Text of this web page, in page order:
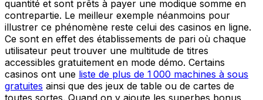
quantité et sont prêts à payer une modique somme en
contrepartie. Le meilleur exemple néanmoins pour
illustrer ce phénomène reste celui des casinos en ligne.
Ce sont en effet des établissements de pari où chaque
utilisateur peut trouver une multitude de titres
accessibles gratuitement en mode démo. Certains
casinos ont une liste de plus de 1 000 machines à sous
gratuites ainsi que des jeux de table ou de cartes de